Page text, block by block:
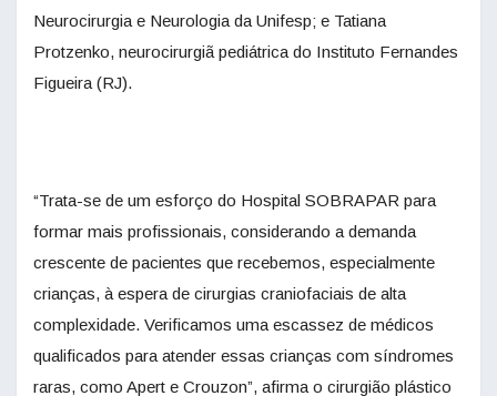
Neurocirurgia e Neurologia da Unifesp; e Tatiana
Protzenko, neurocirurgiã pediátrica do Instituto Fernandes
Figueira (RJ).
“Trata-se de um esforço do Hospital SOBRAPAR para
formar mais profissionais, considerando a demanda
crescente de pacientes que recebemos, especialmente
crianças, à espera de cirurgias craniofaciais de alta
complexidade. Verificamos uma escassez de médicos
qualificados para atender essas crianças com síndromes
raras, como Apert e Crouzon”, afirma o cirurgião plástico